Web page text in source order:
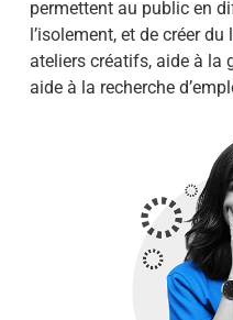
permettent au public en
l’isolement, et de créer
ateliers créatifs, aide à la
aide à la recherche